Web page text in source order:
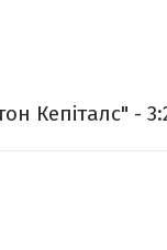
- 3:2